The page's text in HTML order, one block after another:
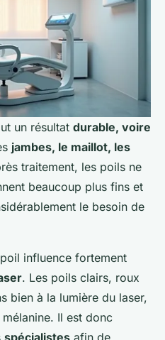
un résultat durable, voire
jambes, le maillot, les
traitement, les poils ne
beaucoup plus fins et
le besoin de
influence fortement
. Les poils clairs, roux
bien à la lumière du laser,
Il est donc
spécialistes afin de